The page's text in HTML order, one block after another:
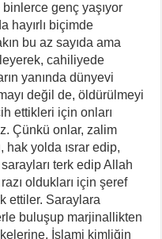
genç yaşıyor
hayırlı biçimde
bu az sayıda ama
cahiliyede
yanında dünyevi
değil de, öldürülmeyi
ettikleri için onları
Çünkü onlar, zalim
hak yolda ısrar edip,
sarayları terk edip Allah
oldukları için şeref
ettiler. Saraylara
buluşup marjinallikten
İslami kimliğin